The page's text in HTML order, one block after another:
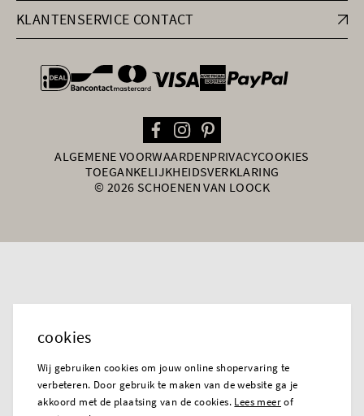
KLANTENSERVICE CONTACT
general.paymentOptions
ALGEMENE VOORWAARDENPRIVACYCOOKIES
TOEGANKELIJKHEIDSVERKLARING
© 2026 SCHOENEN VAN LOOCK
cookies
Wij gebruiken cookies om jouw online shopervaring te
verbeteren. Door gebruik te maken van de website ga je
akkoord met de plaatsing van de cookies. Lees meerof